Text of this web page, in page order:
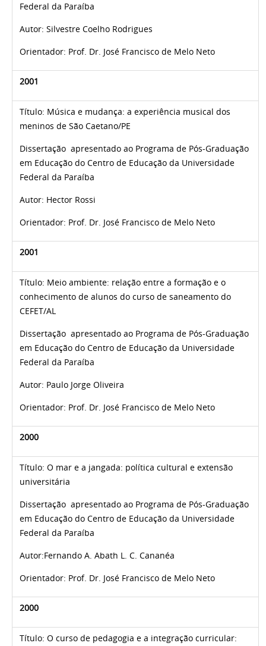
Federal da Paraíba
Autor:Silvestre Coelho Rodrigues
Orientador: Prof. Dr. José Francisco de Melo Neto
2001
Título: Música e mudança: a experiência musical dos
meninos de São Caetano/PE
Dissertação apresentado ao Programa de Pós-Graduação
em Educação do Centro de Educação da Universidade
Federal da Paraíba
Autor: Hector Rossi
Orientador: Prof. Dr. José Francisco de Melo Neto
2001
Título: Meio ambiente: relação entre a formação e o
conhecimento de alunos do curso de saneamento do
CEFET/AL
Dissertação apresentado ao Programa de Pós-Graduação
em Educação do Centro de Educação da Universidade
Federal da Paraíba
Autor: Paulo Jorge Oliveira
Orientador: Prof. Dr. José Francisco de Melo Neto
2000
Título:O mar e a jangada: política cultural e extensão
universitária
Dissertação apresentado ao Programa de Pós-Graduação
em Educação do Centro de Educação da Universidade
Federal da Paraíba
Autor:Fernando A. Abath L. C. Cananéa
Orientador: Prof. Dr. José Francisco de Melo Neto
2000
Título:O curso de pedagogia e a integração curricular: